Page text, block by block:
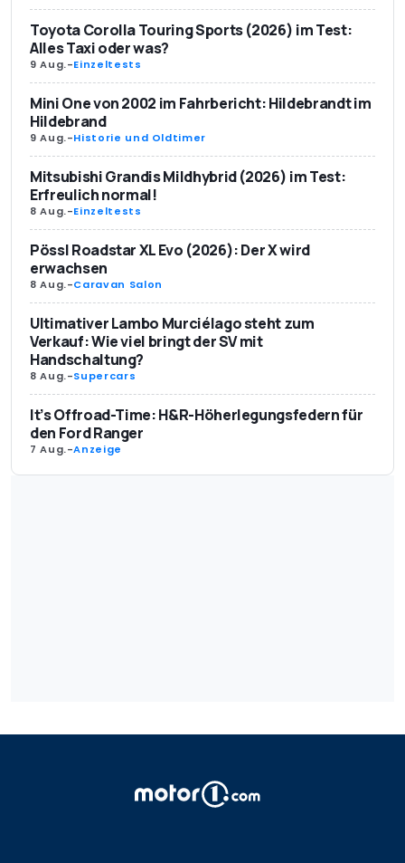
Toyota Corolla Touring Sports (2026) im Test:
Alles Taxi oder was?
9 Aug.-Einzeltests
Mini One von 2002 im Fahrbericht: Hildebrandt im
Hildebrand
9 Aug.-Historie und Oldtimer
Mitsubishi Grandis Mildhybrid (2026) im Test:
Erfreulich normal!
8 Aug.-Einzeltests
Pössl Roadstar XL Evo (2026): Der X wird
erwachsen
8 Aug.-Caravan Salon
Ultimativer Lambo Murciélago steht zum
Verkauf: Wie viel bringt der SV mit
Handschaltung?
8 Aug.-Supercars
It’s Offroad-Time: H&R-Höherlegungsfedern für
den Ford Ranger
7 Aug.-Anzeige